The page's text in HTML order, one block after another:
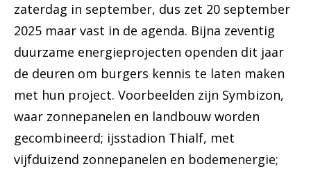
zaterdag in september, dus zet 20 september
2025 maar vast in de agenda. Bijna zeventig
duurzame energieprojecten openden dit jaar
de deuren om burgers kennis te laten maken
met hun project. Voorbeelden zijn Symbizon,
waar zonnepanelen en landbouw worden
gecombineerd; ijsstadion Thialf, met
vijfduizend zonnepanelen en bodemenergie;